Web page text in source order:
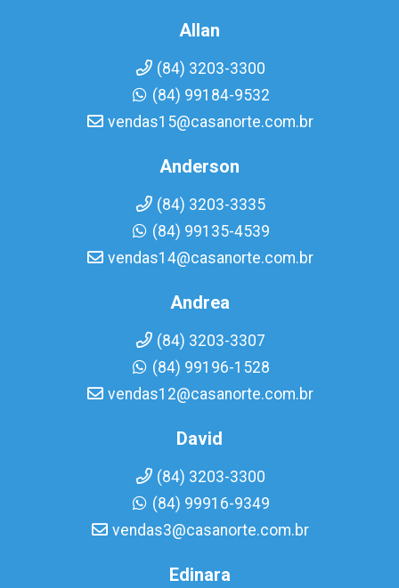
Allan
(84) 3203-3300
(84) 99184-9532
vendas15@casanorte.com.br
Anderson
(84) 3203-3335
(84) 99135-4539
vendas14@casanorte.com.br
Andrea
(84) 3203-3307
(84) 99196-1528
vendas12@casanorte.com.br
David
(84) 3203-3300
(84) 99916-9349
vendas3@casanorte.com.br
Edinara